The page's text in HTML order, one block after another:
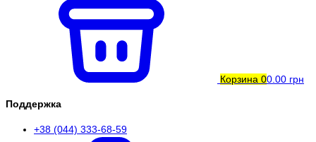
Корзина 00.00 грн
Поддержка
+38 (044) 333-68-59